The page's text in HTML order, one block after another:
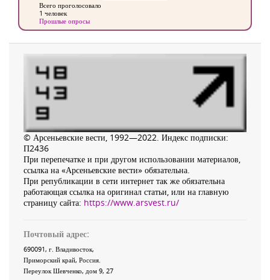
Всего проголосовало
1 человек
Прошлые опросы
© Арсеньевские вести, 1992—2022. Индекс подписки:
П2436
При перепечатке и при другом использовании материалов,
ссылка на «Арсеньевские вести» обязательна.
При републикации в сети интернет так же обязательна
работающая ссылка на оригинал статьи, или на главную
страницу сайта: https://www.arsvest.ru/
Почтовый адрес:
690091, г. Владивосток,
Приморский край, Россия.
Переулок Шевченко, дом 9, 27